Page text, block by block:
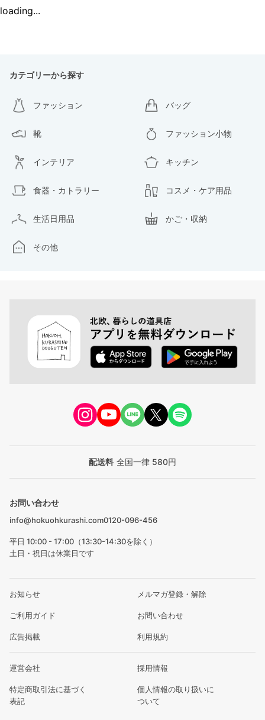
loading...
カテゴリーから探す
ファッション バッグ
靴 ファッション小物
インテリア キッチン
食器・カトラリー コスメ・ケア用品
生活日用品 かご・収納
その他
配送料 全国一律 580円
お問い合わせ
info@hokuohkurashi.com0120-096-456
平日 10:00 - 17:00（13:30-14:30を除く）
土日・祝日は休業日です
お知らせ メルマガ登録・解除
ご利用ガイド お問い合わせ
広告掲載 利用規約
運営会社 採用情報
特定商取引法に基づく
表記
個人情報の取り扱いに
ついて